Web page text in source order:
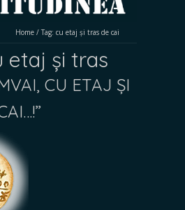
Home / Tag: cu etaj și tras de cai
etaj și tras
CU ETAJ ȘI